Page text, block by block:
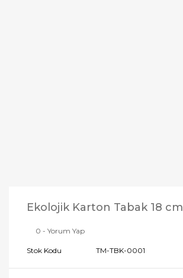
Ekolojik Karton Tabak 18 cm
0 - Yorum Yap
Stok Kodu TM-TBK-0001